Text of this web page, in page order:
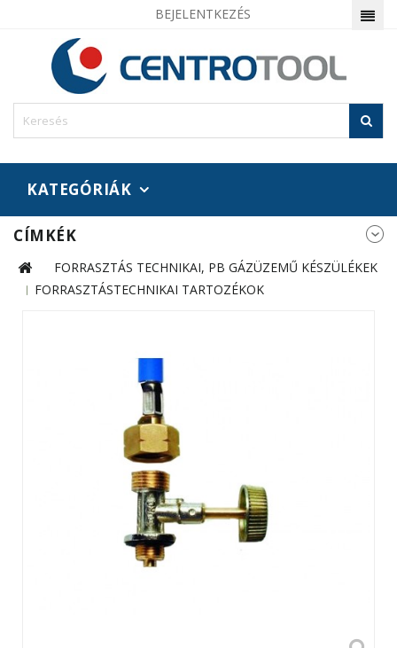
BEJELENTKEZÉS
KATEGÓRIÁK
CÍMKÉK
FORRASZTÁS TECHNIKAI, PB GÁZÜZEMŰ KÉSZÜLÉKEK
FORRASZTÁSTECHNIKAI TARTOZÉKOK